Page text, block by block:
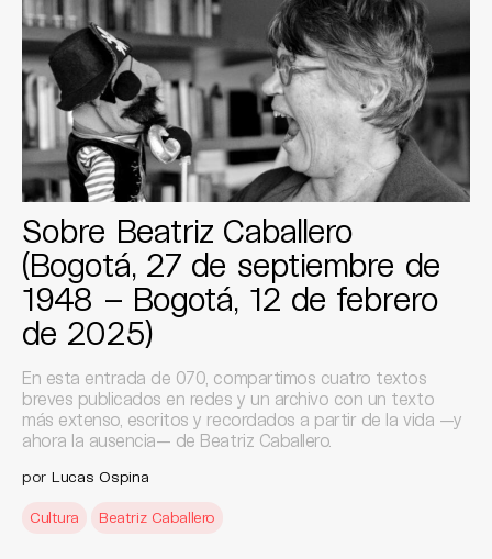
Sobre Beatriz Caballero
(Bogotá, 27 de septiembre de
1948 – Bogotá, 12 de febrero
de 2025)
En esta entrada de 070, compartimos cuatro textos
breves publicados en redes y un archivo con un texto
más extenso, escritos y recordados a partir de la vida —y
ahora la ausencia— de Beatriz Caballero.
por Lucas Ospina
Cultura Beatriz Caballero